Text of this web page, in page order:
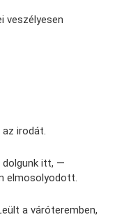
veszélyesen
az irodát.
dolgunk itt, —
elmosolyodott.
a váróteremben,